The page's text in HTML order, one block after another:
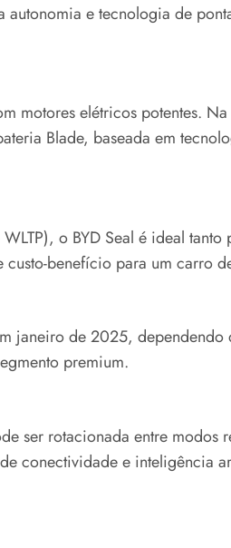
e tecnologia de
motores elétricos potentes.
Blade, baseada em
o BYD Seal é ideal
benefício para um carro
janeiro de 2025,
premium.
ser rotacionada entre modos
conectividade e inteligência